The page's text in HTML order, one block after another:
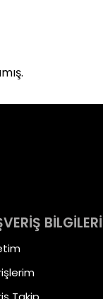
BİLGİLERİ